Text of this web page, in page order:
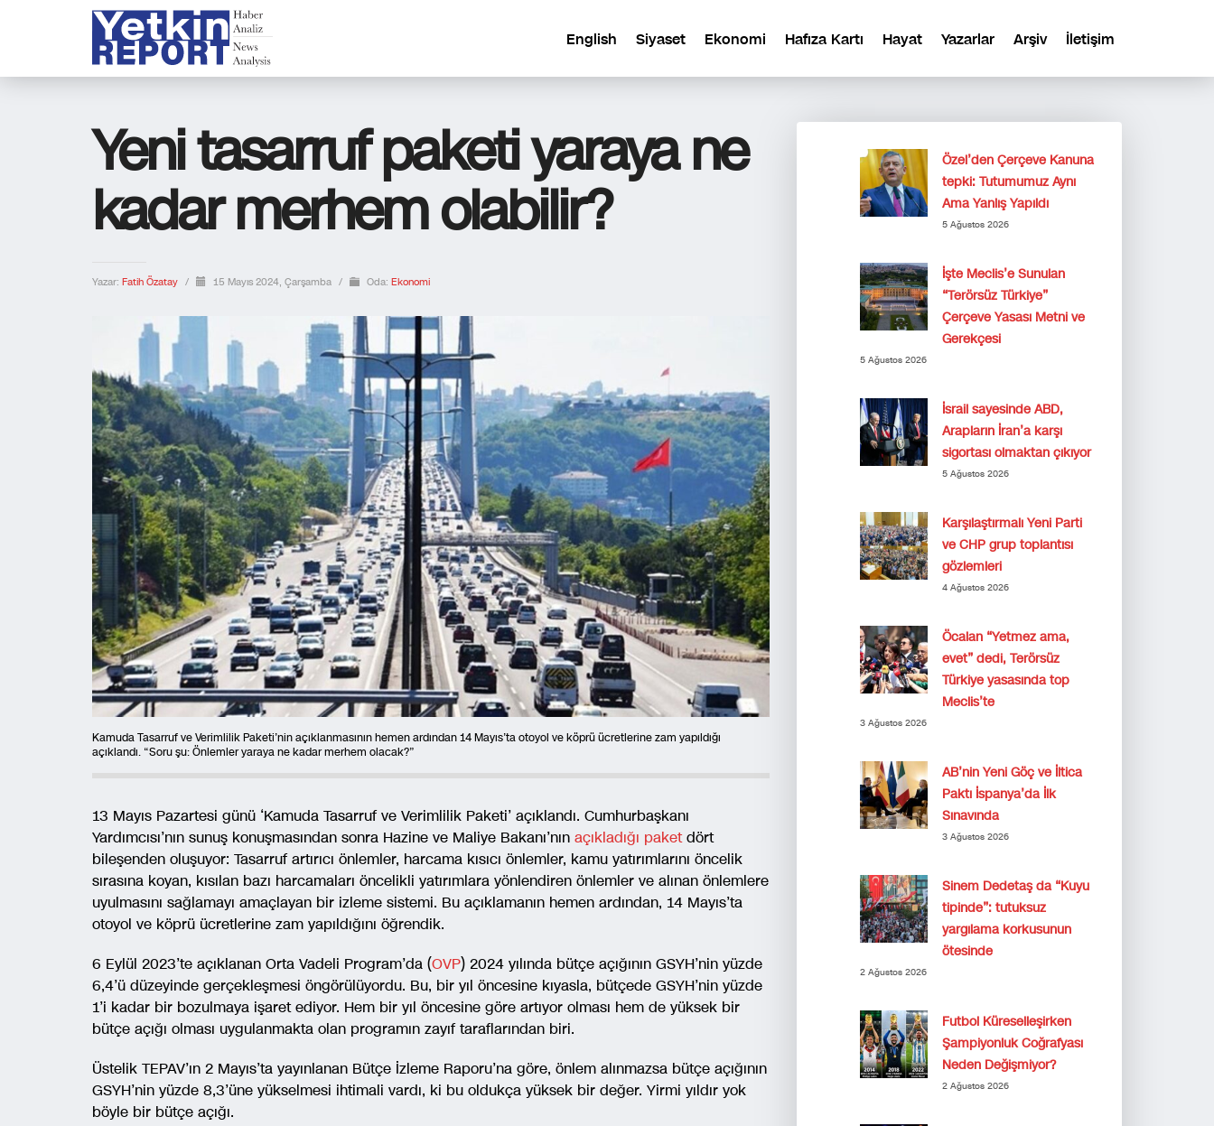
English Siyaset Ekonomi Hafıza Kartı Hayat Yazarlar Arşiv İletişim
Yeni tasarruf paketi yaraya ne
kadar merhem olabilir?
Yazar: Fatih Özatay / 15 Mayıs 2024, Çarşamba / Oda: Ekonomi
Kamuda Tasarruf ve Verimlilik Paketi’nin açıklanmasının hemen ardından 14 Mayıs’ta otoyol ve köprü ücretlerine zam yapıldığı
açıklandı. “Soru şu: Önlemler yaraya ne kadar merhem olacak?”
13 Mayıs Pazartesi günü ‘Kamuda Tasarruf ve Verimlilik Paketi’ açıklandı. Cumhurbaşkanı
Yardımcısı’nın sunuş konuşmasından sonra Hazine ve Maliye Bakanı’nın açıkladığı paketdört
bileşenden oluşuyor: Tasarruf artırıcı önlemler, harcama kısıcı önlemler, kamu yatırımlarını öncelik
sırasına koyan, kısılan bazı harcamaları öncelikli yatırımlara yönlendiren önlemler ve alınan önlemlere
uyulmasını sağlamayı amaçlayan bir izleme sistemi. Bu açıklamanın hemen ardından, 14 Mayıs’ta
otoyol ve köprü ücretlerine zam yapıldığını öğrendik.
6 Eylül 2023’te açıklanan Orta Vadeli Program’da (OVP) 2024 yılında bütçe açığının GSYH’nin yüzde
6,4’ü düzeyinde gerçekleşmesi öngörülüyordu. Bu, bir yıl öncesine kıyasla, bütçede GSYH’nin yüzde
1’i kadar bir bozulmaya işaret ediyor. Hem bir yıl öncesine göre artıyor olması hem de yüksek bir
bütçe açığı olması uygulanmakta olan programın zayıf taraflarından biri.
Üstelik TEPAV’ın 2 Mayıs’ta yayınlanan Bütçe İzleme Raporu’na göre, önlem alınmazsa bütçe açığının
GSYH’nin yüzde 8,3’üne yükselmesi ihtimali vardı, ki bu oldukça yüksek bir değer. Yirmi yıldır yok
böyle bir bütçe açığı.
Özel’den Çerçeve Kanuna
tepki: Tutumumuz Aynı
Ama Yanlış Yapıldı
5 Ağustos 2026
İşte Meclis’e Sunulan
“Terörsüz Türkiye”
Çerçeve Yasası Metni ve
Gerekçesi
5 Ağustos 2026
İsrail sayesinde ABD,
Arapların İran’a karşı
sigortası olmaktan çıkıyor
5 Ağustos 2026
Karşılaştırmalı Yeni Parti
ve CHP grup toplantısı
gözlemleri
4 Ağustos 2026
Öcalan “Yetmez ama,
evet” dedi, Terörsüz
Türkiye yasasında top
Meclis’te
3 Ağustos 2026
AB’nin Yeni Göç ve İltica
Paktı İspanya’da İlk
Sınavında
3 Ağustos 2026
Sinem Dedetaş da “Kuyu
tipinde”: tutuksuz
yargılama korkusunun
ötesinde
2 Ağustos 2026
Futbol Küreselleşirken
Şampiyonluk Coğrafyası
Neden Değişmiyor?
2 Ağustos 2026